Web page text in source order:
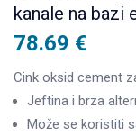
kanale na bazi
78.69 €
Cink oksid cement
Jeftina i brza
Može se koristiti